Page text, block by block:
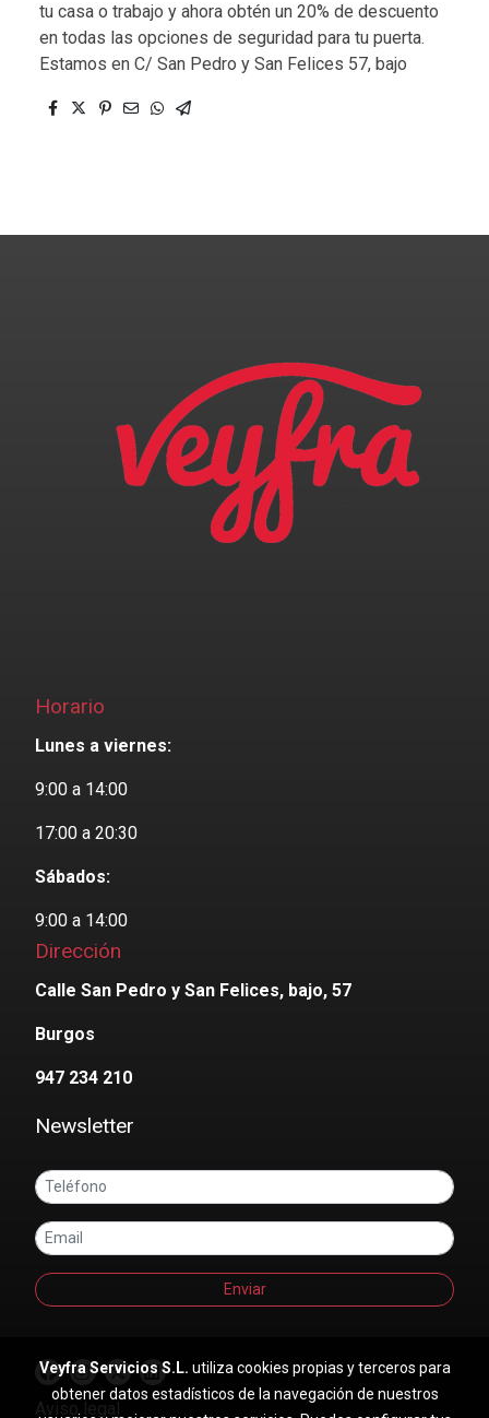
tu casa o trabajo y ahora obtén un 20% de descuento
en todas las opciones de seguridad para tu puerta.
Estamos en C/ San Pedro y San Felices 57, bajo
Horario
Lunes a viernes:
9:00 a 14:00
17:00 a 20:30
Sábados:
9:00 a 14:00
Dirección
Calle San Pedro y San Felices, bajo, 57
Burgos
947 234 210
Newsletter
Enviar
Aviso legal
Veyfra Servicios S.L. utiliza cookies propias y terceros para
obtener datos estadísticos de la navegación de nuestros